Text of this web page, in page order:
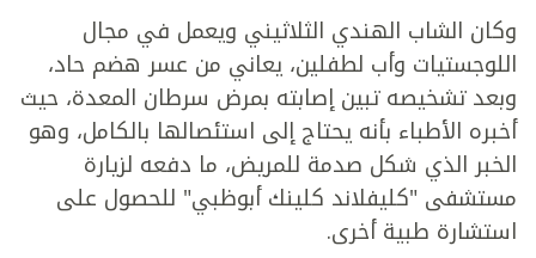
وكان الشاب الهندي الثلاثيني ويعمل في مجال
اللوجستيات وأب لطفلين، يعاني من عسر هضم حاد،
وبعد تشخيصه تبين إصابته بمرض سرطان المعدة، حيث
أخبره الأطباء بأنه يحتاج إلى استئصالها بالكامل، وهو
الخبر الذي شكل صدمة للمريض، ما دفعه لزيارة
مستشفى "كليفلاند كلينك أبوظبي" للحصول على
استشارة طبية أخرى.